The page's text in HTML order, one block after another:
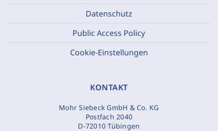
Datenschutz
Public Access Policy
Cookie-Einstellungen
KONTAKT
Mohr Siebeck GmbH & Co. KG
Postfach 2040
D-72010 Tübingen